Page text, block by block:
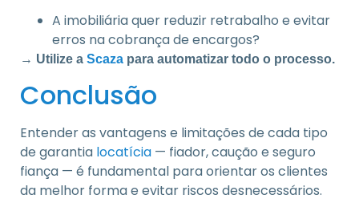
A imobiliária quer reduzir retrabalho e evitar
erros na cobrança de encargos?
→ Utilize a Scaza para automatizar todo o processo.
Conclusão
Entender as vantagens e limitações de cada tipo
de garantia locatícia — fiador, caução e seguro
fiança — é fundamental para orientar os clientes
da melhor forma e evitar riscos desnecessários.